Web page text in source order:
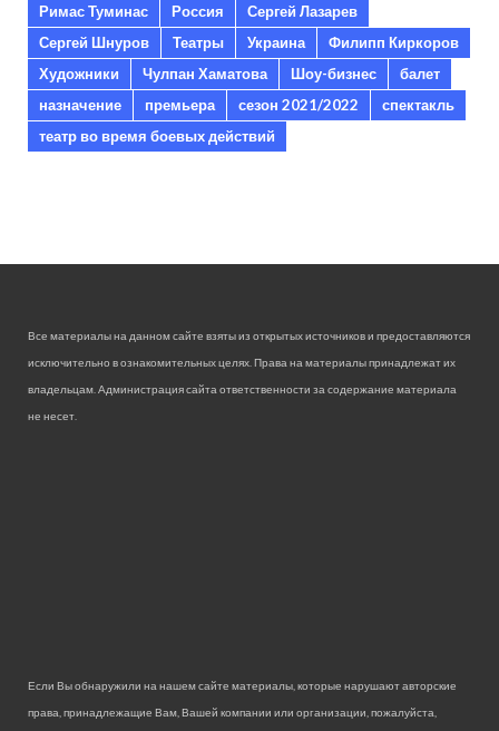
Римас Туминас
Россия
Сергей Лазарев
Сергей Шнуров
Театры Украина
Филипп Киркоров
Художники
Чулпан Хаматова Шоу-бизнес
балет
назначение
премьера сезон 2021/2022
спектакль
театр во время боевых действий
Все материалы на данном сайте взяты из открытых источников и предоставляются
исключительно в ознакомительных целях. Права на материалы принадлежат их
владельцам. Администрация сайта ответственности за содержание материала
не несет.
Если Вы обнаружили на нашем сайте материалы, которые нарушают авторские
права, принадлежащие Вам, Вашей компании или организации, пожалуйста,